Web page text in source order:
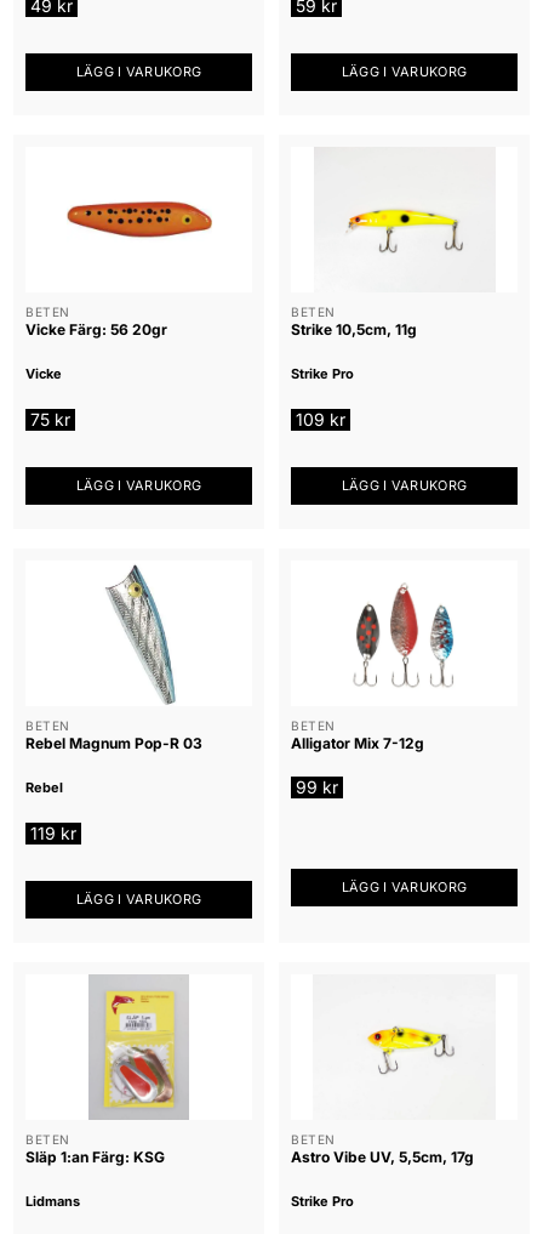
49 kr
LÄGG I VARUKORG
59 kr
LÄGG I VARUKORG
BETEN
Vicke Färg: 56 20gr
Vicke
75 kr
LÄGG I VARUKORG
BETEN
Strike 10,5cm, 11g
Strike Pro
109 kr
LÄGG I VARUKORG
BETEN
Rebel Magnum Pop-R 03
Rebel
119 kr
LÄGG I VARUKORG
BETEN
Alligator Mix 7-12g
99 kr
LÄGG I VARUKORG
BETEN
Släp 1:an Färg: KSG
Lidmans
BETEN
Astro Vibe UV, 5,5cm, 17g
Strike Pro